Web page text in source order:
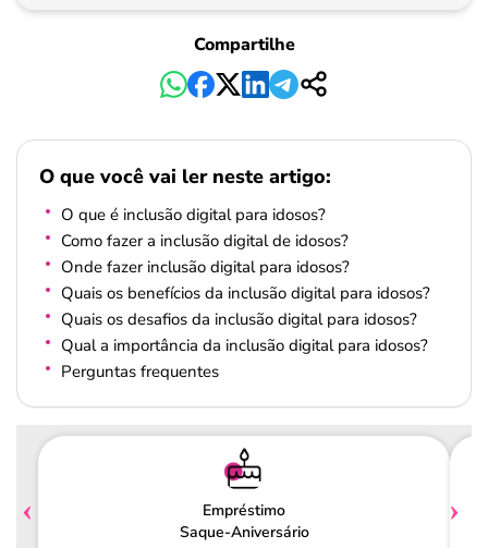
Pagamento
Compartilhe
O que você vai ler neste artigo:
O que é inclusão digital para idosos?
Como fazer a inclusão digital de idosos?
Onde fazer inclusão digital para idosos?
Quais os benefícios da inclusão digital para idosos?
Quais os desafios da inclusão digital para idosos?
Qual a importância da inclusão digital para idosos?
Perguntas frequentes
Empréstimo
Saque-Aniversário